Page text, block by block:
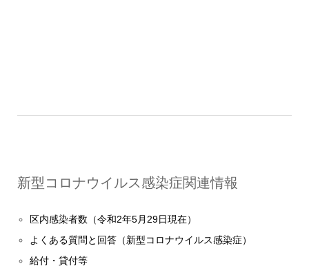
新型コロナウイルス感染症関連情報
区内感染者数（令和2年5月29日現在）
よくある質問と回答（新型コロナウイルス感染症）
給付・貸付等